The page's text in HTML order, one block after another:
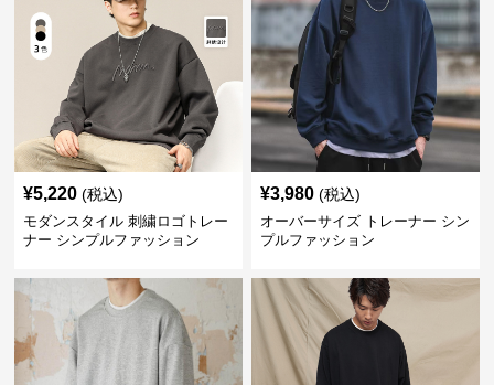
¥5,220 (税込)
モダンスタイル 刺繍ロゴトレー
ナー シンプルファッション
¥3,980 (税込)
オーバーサイズ トレーナー シン
プルファッション